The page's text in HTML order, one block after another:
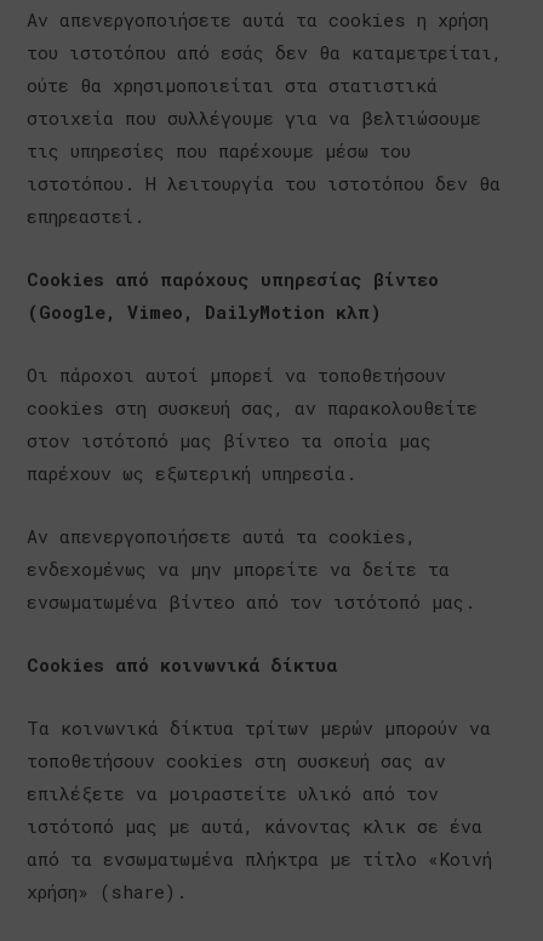
Αν απενεργοποιήσετε αυτά τα cookies η χρήση
του ιστοτόπου από εσάς δεν θα καταμετρείται,
ούτε θα χρησιμοποιείται στα στατιστικά
στοιχεία που συλλέγουμε για να βελτιώσουμε
τις υπηρεσίες που παρέχουμε μέσω του
ιστοτόπου. Η λειτουργία του ιστοτόπου δεν θα
επηρεαστεί.
Cookies από παρόχους υπηρεσίας βίντεο
(Google, Vimeo, DailyMotion κλπ)
Οι πάροχοι αυτοί μπορεί να τοποθετήσουν
cookies στη συσκευή σας, αν παρακολουθείτε
στον ιστότοπό μας βίντεο τα οποία μας
παρέχουν ως εξωτερική υπηρεσία.
Αν απενεργοποιήσετε αυτά τα cookies,
ενδεχομένως να μην μπορείτε να δείτε τα
ενσωματωμένα βίντεο από τον ιστότοπό μας.
Cookies από κοινωνικά δίκτυα
Τα κοινωνικά δίκτυα τρίτων μερών μπορούν να
τοποθετήσουν cookies στη συσκευή σας αν
επιλέξετε να μοιραστείτε υλικό από τον
ιστότοπό μας με αυτά, κάνοντας κλικ σε ένα
από τα ενσωματωμένα πλήκτρα με τίτλο «Κοινή
χρήση» (share).